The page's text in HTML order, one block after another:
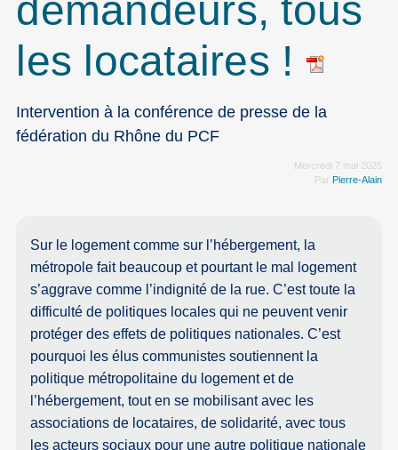
demandeurs, tous
les locataires !
Intervention à la conférence de presse de la
fédération du Rhône du PCF
Mercredi 7 mai 2025
Par Pierre-Alain
Sur le logement comme sur l’hébergement, la
métropole fait beaucoup et pourtant le mal logement
s’aggrave comme l’indignité de la rue. C’est toute la
difficulté de politiques locales qui ne peuvent venir
protéger des effets de politiques nationales. C’est
pourquoi les élus communistes soutiennent la
politique métropolitaine du logement et de
l’hébergement, tout en se mobilisant avec les
associations de locataires, de solidarité, avec tous
les acteurs sociaux pour une autre politique nationale